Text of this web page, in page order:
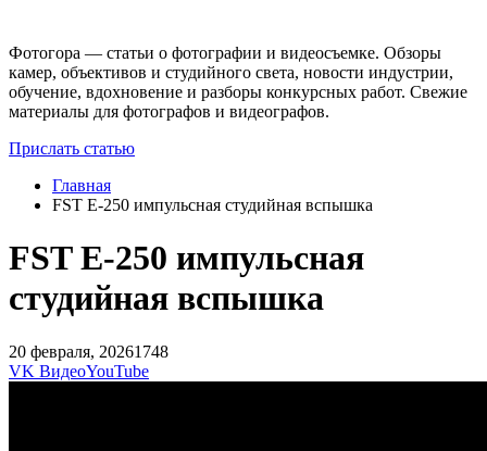
Фотогора — статьи о фотографии и видеосъемке. Обзоры
камер, объективов и студийного света, новости индустрии,
обучение, вдохновение и разборы конкурсных работ. Свежие
материалы для фотографов и видеографов.
Прислать статью
Главная
FST E-250 импульсная студийная вспышка
FST E-250 импульсная
студийная вспышка
20 февраля, 20261748
VK ВидеоYouTube